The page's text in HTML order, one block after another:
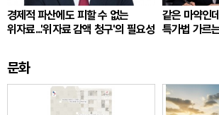
경제적 파산에도 피할 수 없는
위자료...'위자료 감액 청구'의 필요성
같은 마약인
특가법 가르
문화